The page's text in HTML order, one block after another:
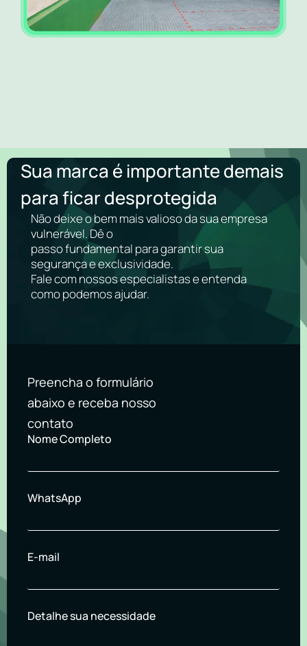
Sua marca é importante demais
para ficar desprotegida
Não deixe o bem mais valioso da sua empresa
vulnerável. Dê o
passo fundamental para garantir sua
segurança e exclusividade.
Fale com nossos especialistas e entenda
como podemos ajudar.
Preencha o formulário
abaixo e receba nosso
contato
Nome Completo
WhatsApp
E-mail
Detalhe sua necessidade